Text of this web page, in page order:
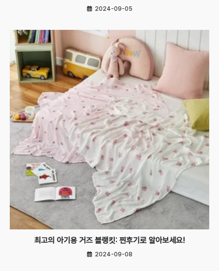
2024-09-05
최고의 아기용 거즈 블랭킷: 찐후기로 알아보세요!
2024-09-08